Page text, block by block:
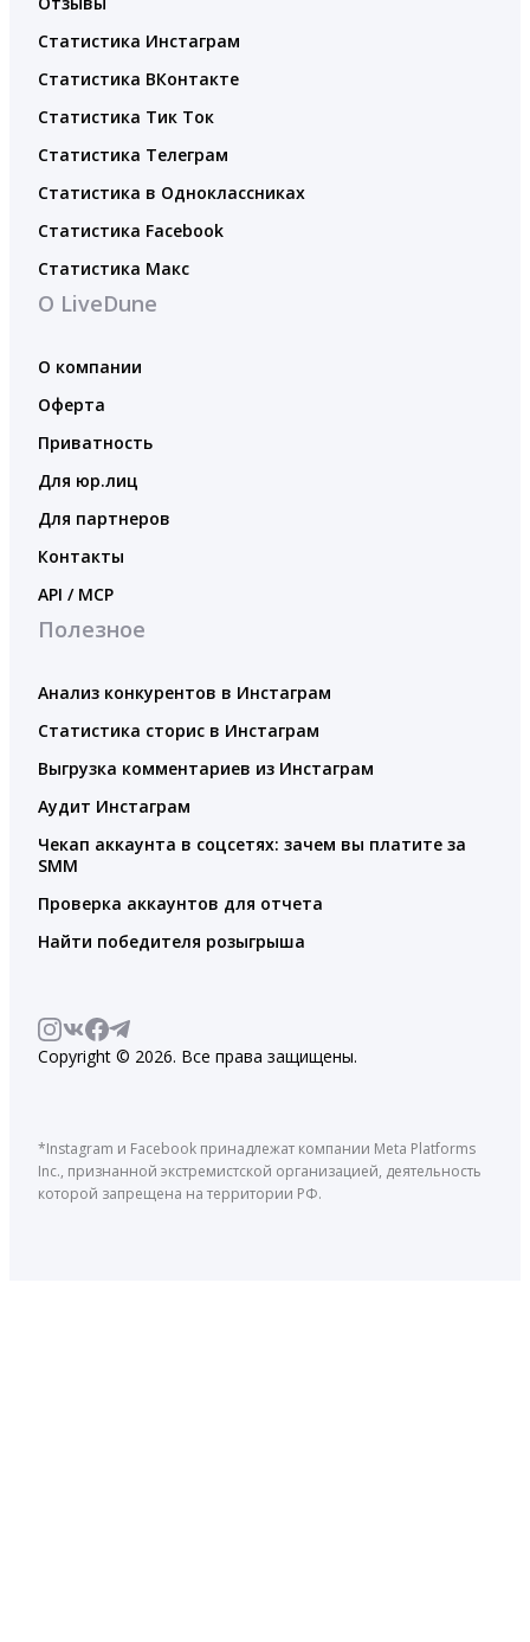
Статистика Инстаграм
Статистика ВКонтакте
Статистика Тик Ток
Статистика Телеграм
Статистика в Одноклассниках
Статистика Facebook
Статистика Макс
О LiveDune
О компании
Оферта
Приватность
Для юр.лиц
Для партнеров
Контакты
API / MCP
Полезное
Анализ конкурентов в Инстаграм
Статистика сторис в Инстаграм
Выгрузка комментариев из Инстаграм
Аудит Инстаграм
Чекап аккаунта в соцсетях: зачем вы платите за
SMM
Проверка аккаунтов для отчета
Найти победителя розыгрыша
Copyright © 2026. Все права защищены.
*Instagram и Facebook принадлежат компании Meta Platforms
Inc., признанной экстремистской организацией, деятельность
которой запрещена на территории РФ.